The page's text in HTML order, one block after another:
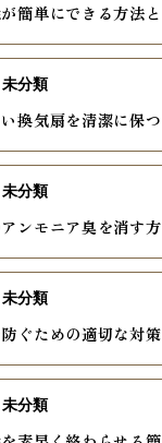
簡単にできる方法と
換気扇を清潔に保
未分類
ンモニア臭を消す
未分類
ぐための適切な対
未分類
未分類